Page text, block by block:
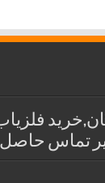
تماس حاصل